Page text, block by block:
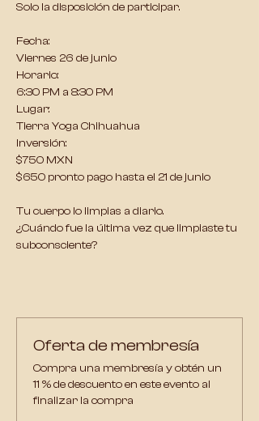
Solo la disposición de participar.
Fecha:
Viernes 26 de junio
Horario:
6:30 PM a 8:30 PM
Lugar:
Tierra Yoga Chihuahua
Inversión:
$750 MXN
$650 pronto pago hasta el 21 de junio
Tu cuerpo lo limpias a diario.
¿Cuándo fue la última vez que limpiaste tu
subconsciente?
Oferta de membresía
Compra una membresía y obtén un
11 % de descuento en este evento al
finalizar la compra